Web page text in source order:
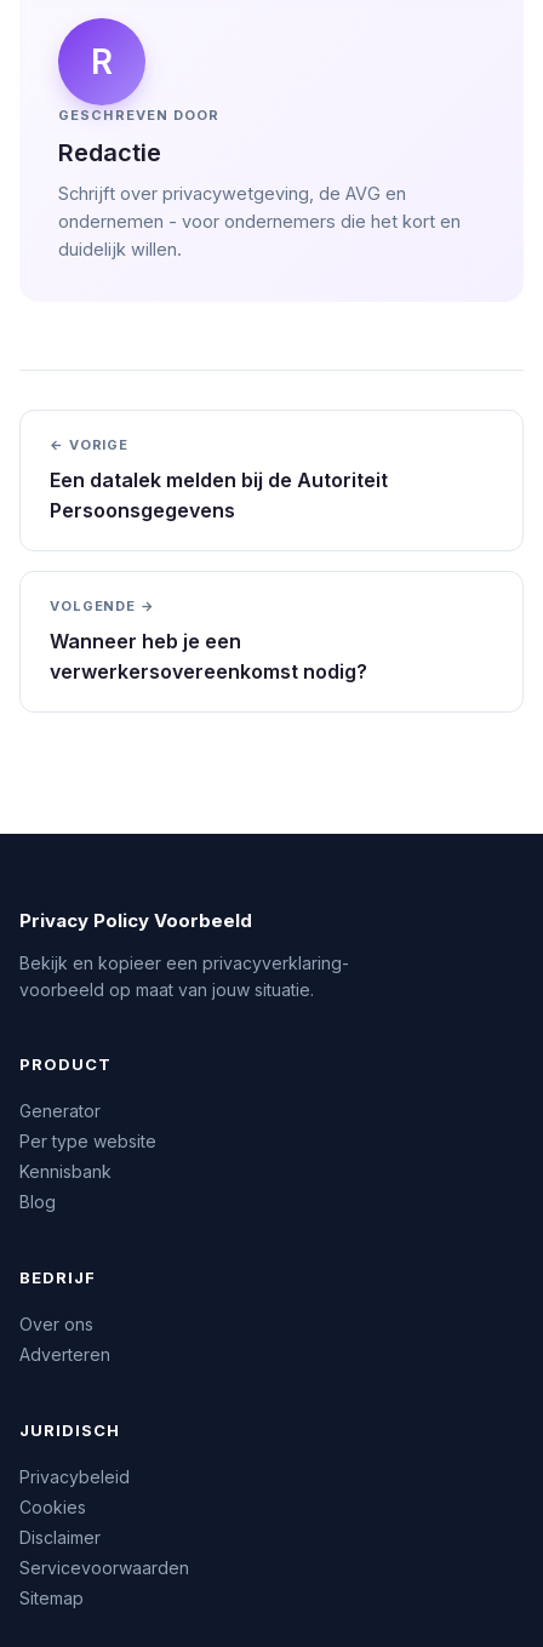
R
GESCHREVEN DOOR
Redactie
Schrijft over privacywetgeving, de AVG en
ondernemen - voor ondernemers die het kort en
duidelijk willen.
← VORIGE
Een datalek melden bij de Autoriteit
Persoonsgegevens
VOLGENDE →
Wanneer heb je een
verwerkersovereenkomst nodig?
Privacy Policy Voorbeeld
Bekijk en kopieer een privacyverklaring-
voorbeeld op maat van jouw situatie.
PRODUCT
Generator
Per type website
Kennisbank
Blog
BEDRIJF
Over ons
Adverteren
JURIDISCH
Privacybeleid
Cookies
Disclaimer
Servicevoorwaarden
Sitemap